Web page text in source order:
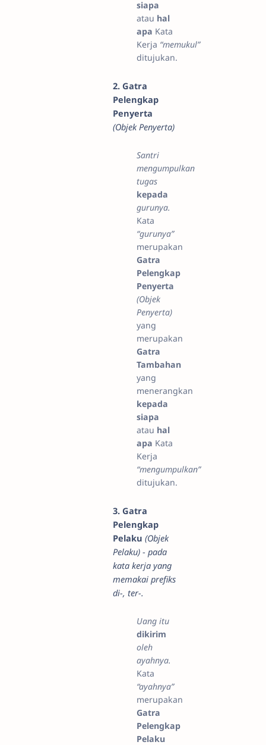
siapa
atau hal
apa Kata
Kerja “memukul”
ditujukan.
2. Gatra
Pelengkap
Penyerta
(Objek Penyerta)
Santri
mengumpulkan
tugas
kepada
gurunya.
Kata
“gurunya”
merupakan
Gatra
Pelengkap
Penyerta
(Objek
Penyerta)
yang
merupakan
Gatra
Tambahan
yang
menerangkan
kepada
siapa
atau hal
apa Kata
Kerja
“mengumpulkan”
ditujukan.
3. Gatra
Pelengkap
Pelaku (Objek
Pelaku) - pada
kata kerja yang
memakai prefiks
di-, ter-.
Uang itu
dikirim
oleh
ayahnya.
Kata
“ayahnya”
merupakan
Gatra
Pelengkap
Pelaku